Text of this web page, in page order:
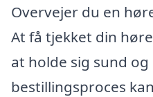
Overvejer du en
At få tjekket din
at holde sig sund
bestillingsproces